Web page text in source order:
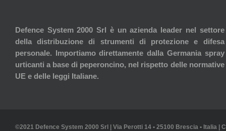
Defence System 2000 Srl è un azienda leader nel settore
della distribuzione di strumenti di protezione e difesa
personale. Importiamo direttamente dalla Germania spray
urticanti a base di peperoncino, nel rispetto delle normative
UE e delle leggi Italiane.
©2021 Defence System 2000 Srl | Via Perotti 14 • 25100 Brescia • Italia |